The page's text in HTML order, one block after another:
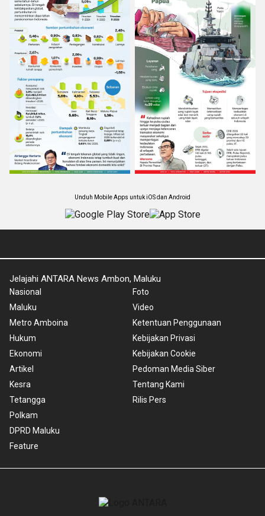
Unduh Mobile Apps untuk iOS dan Android
Jelajahi ANTARA News Ambon, Maluku
Nasional
Maluku
Metro Amboina
Hukum
Ekonomi
Artikel
Kesra
Tetangga
Polkam
DPRD Maluku
Feature
Foto
Video
Ketentuan Penggunaan
Kebijakan Privasi
Kebijakan Cookie
Pedoman Media Siber
Tentang Kami
Rilis Pers